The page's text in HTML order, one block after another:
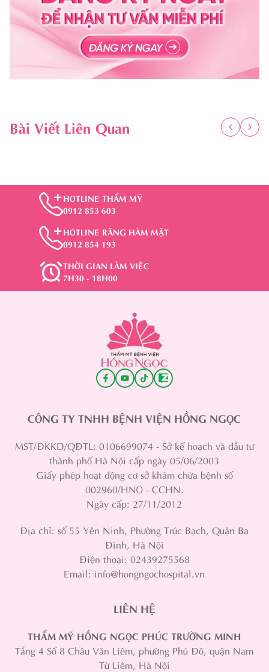
Bài Viết Liên Quan
HOTLINE THẨM MỸ
0912 853 603
HOTLINE RĂNG HÀM MẶT
0912 854 193
THỜI GIAN LÀM VIỆC
7H30 - 18H00
CÔNG TY TNHH BỆNH VIỆN HỒNG NGỌC
MST/ĐKKD/QĐTL: 0106699074 - Sở kế hoạch và đầu tư
thành phố Hà Nội cấp ngày 05/06/2003
Giấy phép hoạt động cơ sở khám chữa bệnh số
002960/HNO - CCHN.
Ngày cấp: 27/11/2012
Địa chỉ: số 55 Yên Ninh, Phường Trúc Bạch, Quận Ba
Đình, Hà Nội
Điện thoại: 02439275568
Email: info@hongngochospital.vn
LIÊN HỆ
THẨM MỸ HỒNG NGỌC PHÚC TRƯỜNG MINH
Tầng 4 Số 8 Châu Văn Liêm, phường Phú Đô, quận Nam
Từ Liêm, Hà Nội